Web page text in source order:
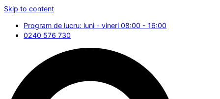
Skip to content
Program de lucru: luni - vineri 08:00 - 16:00
0240 576 730